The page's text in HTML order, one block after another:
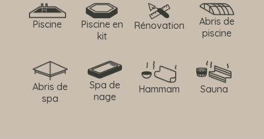
Piscine
Piscine en
kit
Rénovation
Abris de
piscine
Abris de
spa
Spa de
nage
Hammam Sauna